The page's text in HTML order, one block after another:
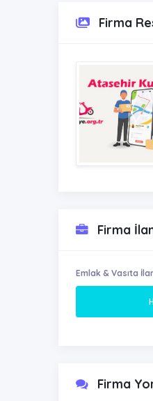
Firma
Firma
Emlak & Vasıta
Firma